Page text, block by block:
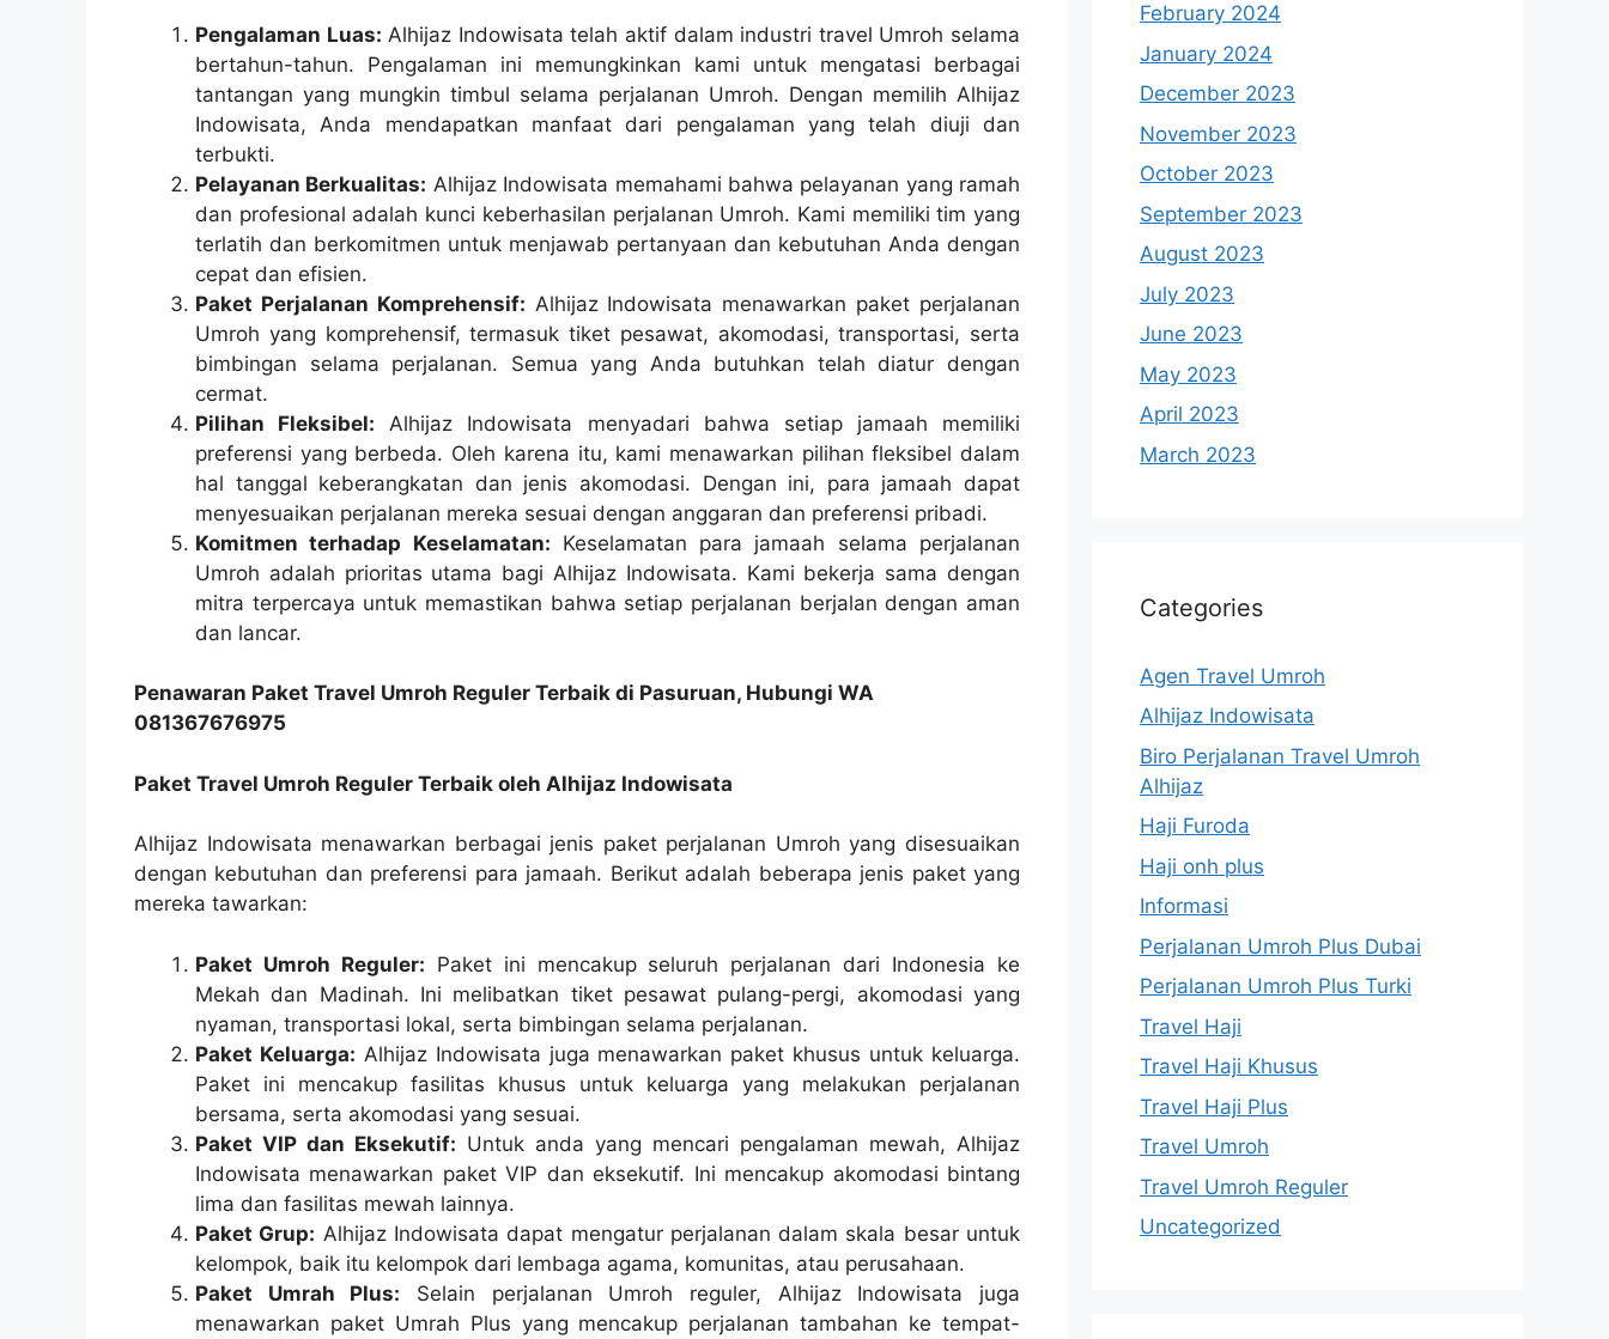
Pengalaman Luas: Alhijaz Indowisata telah aktif dalam industri travel Umroh selama
bertahun-tahun. Pengalaman ini memungkinkan kami untuk mengatasi berbagai
tantangan yang mungkin timbul selama perjalanan Umroh. Dengan memilih Alhijaz
Indowisata, Anda mendapatkan manfaat dari pengalaman yang telah diuji dan
terbukti.
Pelayanan Berkualitas: Alhijaz Indowisata memahami bahwa pelayanan yang ramah
dan profesional adalah kunci keberhasilan perjalanan Umroh. Kami memiliki tim yang
terlatih dan berkomitmen untuk menjawab pertanyaan dan kebutuhan Anda dengan
cepat dan efisien.
Paket Perjalanan Komprehensif: Alhijaz Indowisata menawarkan paket perjalanan
Umroh yang komprehensif, termasuk tiket pesawat, akomodasi, transportasi, serta
bimbingan selama perjalanan. Semua yang Anda butuhkan telah diatur dengan
cermat.
Pilihan Fleksibel: Alhijaz Indowisata menyadari bahwa setiap jamaah memiliki
preferensi yang berbeda. Oleh karena itu, kami menawarkan pilihan fleksibel dalam
hal tanggal keberangkatan dan jenis akomodasi. Dengan ini, para jamaah dapat
menyesuaikan perjalanan mereka sesuai dengan anggaran dan preferensi pribadi.
Komitmen terhadap Keselamatan: Keselamatan para jamaah selama perjalanan
Umroh adalah prioritas utama bagi Alhijaz Indowisata. Kami bekerja sama dengan
mitra terpercaya untuk memastikan bahwa setiap perjalanan berjalan dengan aman
dan lancar.
Penawaran Paket Travel Umroh Reguler Terbaik di Pasuruan, Hubungi WA
081367676975
Paket Travel Umroh Reguler Terbaik oleh Alhijaz Indowisata
Alhijaz Indowisata menawarkan berbagai jenis paket perjalanan Umroh yang disesuaikan
dengan kebutuhan dan preferensi para jamaah. Berikut adalah beberapa jenis paket yang
mereka tawarkan:
Paket Umroh Reguler: Paket ini mencakup seluruh perjalanan dari Indonesia ke
Mekah dan Madinah. Ini melibatkan tiket pesawat pulang-pergi, akomodasi yang
nyaman, transportasi lokal, serta bimbingan selama perjalanan.
Paket Keluarga: Alhijaz Indowisata juga menawarkan paket khusus untuk keluarga.
Paket ini mencakup fasilitas khusus untuk keluarga yang melakukan perjalanan
bersama, serta akomodasi yang sesuai.
Paket VIP dan Eksekutif: Untuk anda yang mencari pengalaman mewah, Alhijaz
Indowisata menawarkan paket VIP dan eksekutif. Ini mencakup akomodasi bintang
lima dan fasilitas mewah lainnya.
Paket Grup: Alhijaz Indowisata dapat mengatur perjalanan dalam skala besar untuk
kelompok, baik itu kelompok dari lembaga agama, komunitas, atau perusahaan.
Paket Umrah Plus: Selain perjalanan Umroh reguler, Alhijaz Indowisata juga
menawarkan paket Umrah Plus yang mencakup perjalanan tambahan ke tempat-
February 2024
January 2024
December 2023
November 2023
October 2023
September 2023
August 2023
July 2023
June 2023
May 2023
April 2023
March 2023
Categories
Agen Travel Umroh
Alhijaz Indowisata
Biro Perjalanan Travel Umroh
Alhijaz
Haji Furoda
Haji onh plus
Informasi
Perjalanan Umroh Plus Dubai
Perjalanan Umroh Plus Turki
Travel Haji
Travel Haji Khusus
Travel Haji Plus
Travel Umroh
Travel Umroh Reguler
Uncategorized